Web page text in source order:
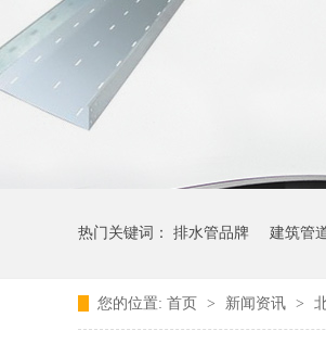
热门关键词： 排水管品牌 建筑管
您的位置: 首页 > 新闻资讯 >